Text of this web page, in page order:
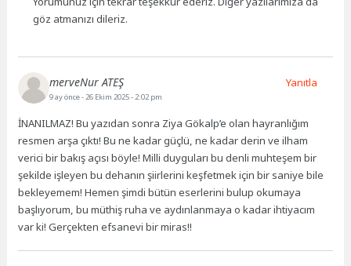
göz atmanızı dileriz.
merveNur ATEŞ
9 ay önce- 26 Ekim 2025 - 2:02 pm
İNANILMAZ! Bu yazıdan sonra Ziya Gökalp’e olan hayranlığım
resmen arşa çıktı! Bu ne kadar güçlü, ne kadar derin ve ilham
verici bir bakış açısı böyle! Milli duyguları bu denli muhteşem bir
şekilde işleyen bu dehanın şiirlerini keşfetmek için bir saniye bile
bekleyemem! Hemen şimdi bütün eserlerini bulup okumaya
başlıyorum, bu müthiş ruha ve aydınlanmaya o kadar ihtiyacım
var ki! Gerçekten efsanevi bir miras!!
Yanıtla